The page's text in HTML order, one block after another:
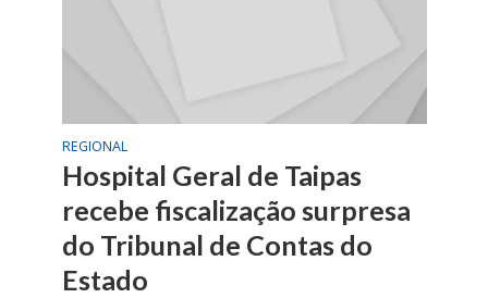
REGIONAL
Hospital Geral de Taipas
recebe fiscalização surpresa
do Tribunal de Contas do
Estado